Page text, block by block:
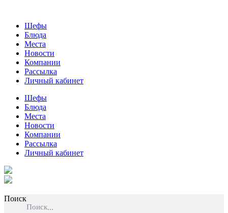
Шефы
Блюда
Места
Новости
Компании
Рассылка
Личный кабинет
Шефы
Блюда
Места
Новости
Компании
Рассылка
Личный кабинет
Поиск
Поиск